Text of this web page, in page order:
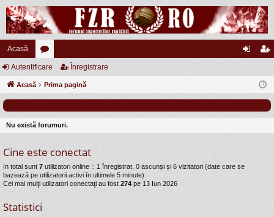
Acasă
or
u
uri
eg
Autentificare Înregistrare
Acasă Prima pagină
Nu există forumuri.
Cine este conectat
In total sunt 7 utilizatori online :: 1 înregistrat, 0 ascunși și 6 vizitatori (date care se
bazează pe utilizatorii activi în ultimele 5 minute)
Cei mai mulţi utilizatori conectaţi au fost 274 pe 13 Iun 2026
Statistici